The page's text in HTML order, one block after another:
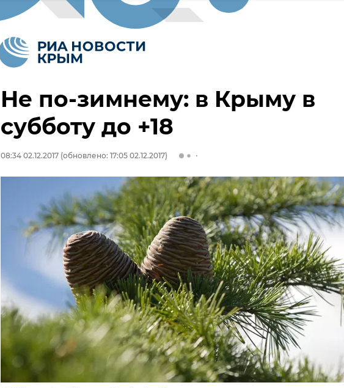
Не по-зимнему: в Крыму в
субботу до +18
08:34 02.12.2017 (обновлено: 17:05 02.12.2017)